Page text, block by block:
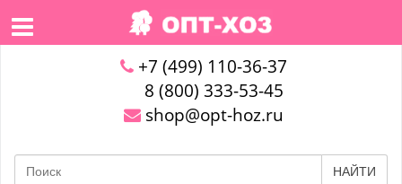
+7 (499) 110-36-37
8 (800) 333-53-45
shop@opt-hoz.ru
НАЙТИ